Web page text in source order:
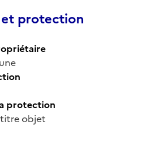
protection
protection
titre objet